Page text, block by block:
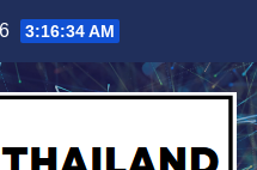
3:16:35 AM